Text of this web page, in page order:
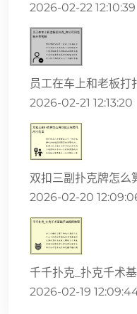
2026-02-22 12:10:39
员工在车上和老板打
2026-02-21 12:13:20
双扣三副扑克牌怎么
2026-02-20
千千扑克_扑克千术
2026-02-19